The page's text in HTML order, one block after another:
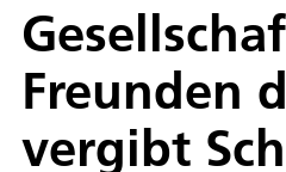
Freunden
vergibt